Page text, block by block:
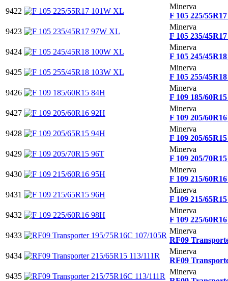
9422
Minerva
F 105 225/
9423
Minerva
F 105 235/
9424
Minerva
F 105 245/
9425
Minerva
F 105 255/
9426
Minerva
F 109 185/
9427
Minerva
F 109 205/
9428
Minerva
F 109 205/
9429
Minerva
F 109 205/
9430
Minerva
F 109 215/
9431
Minerva
F 109 215/
9432
Minerva
F 109 225/
9433
Minerva
RF09
9434
Minerva
RF09
9435
Minerva